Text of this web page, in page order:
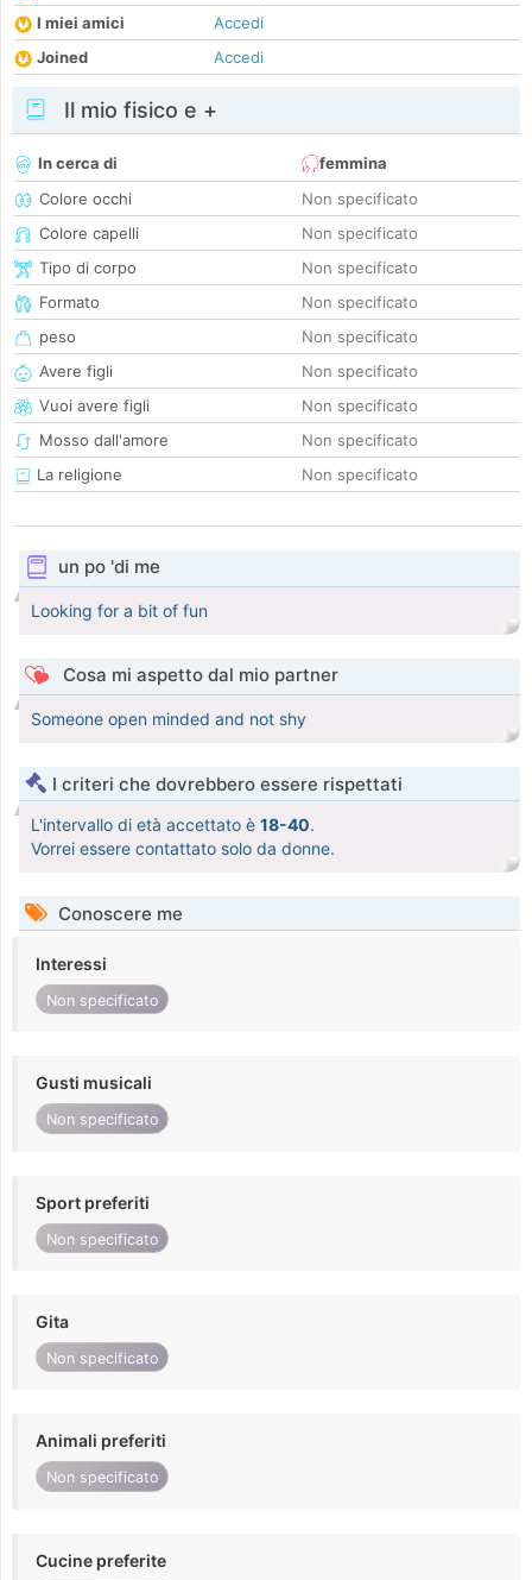
I miei amici
Accedi
Joined
Accedi
Il mio fisico e +
In cerca di
femmina
Colore occhi
Non specificato
Colore capelli
Non specificato
Tipo di corpo
Non specificato
Formato
Non specificato
peso
Non specificato
Avere figli
Non specificato
Vuoi avere figli
Non specificato
Mosso dall'amore
Non specificato
La religione
Non specificato
un po 'di me
Looking for a bit of fun
Cosa mi aspetto dal mio partner
Someone open minded and not shy
I criteri che dovrebbero essere rispettati
L'intervallo di età accettato è 18-40.
Vorrei essere contattato solo da donne.
Conoscere me
Interessi
Non specificato
Gusti musicali
Non specificato
Sport preferiti
Non specificato
Gita
Non specificato
Animali preferiti
Non specificato
Cucine preferite